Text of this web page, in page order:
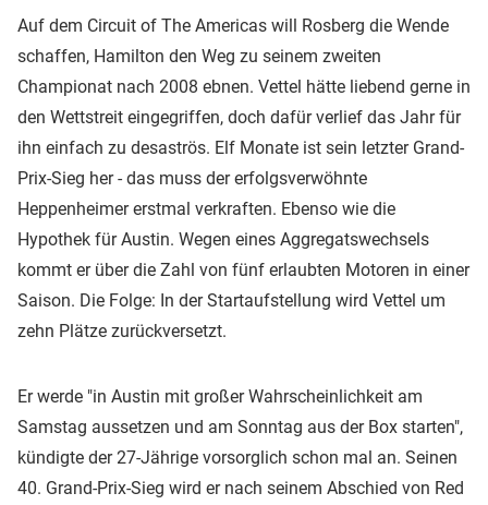
Auf dem Circuit of The Americas will Rosberg die Wende
schaffen, Hamilton den Weg zu seinem zweiten
Championat nach 2008 ebnen. Vettel hätte liebend gerne in
den Wettstreit eingegriffen, doch dafür verlief das Jahr für
ihn einfach zu desaströs. Elf Monate ist sein letzter Grand-
Prix-Sieg her - das muss der erfolgsverwöhnte
Heppenheimer erstmal verkraften. Ebenso wie die
Hypothek für Austin. Wegen eines Aggregatswechsels
kommt er über die Zahl von fünf erlaubten Motoren in einer
Saison. Die Folge: In der Startaufstellung wird Vettel um
zehn Plätze zurückversetzt.
Er werde "in Austin mit großer Wahrscheinlichkeit am
Samstag aussetzen und am Sonntag aus der Box starten",
kündigte der 27-Jährige vorsorglich schon mal an. Seinen
40. Grand-Prix-Sieg wird er nach seinem Abschied von Red